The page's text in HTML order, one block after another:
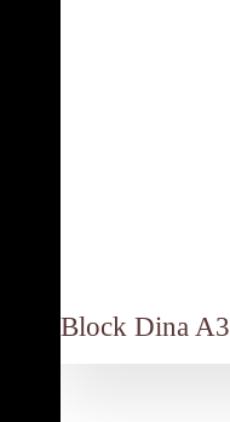
Block Dina A3
Contáctanos: